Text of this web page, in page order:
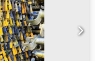
antiderrapante
travas - Dispositivo de
como freio
de montagem
Espaço necessário
de transporte